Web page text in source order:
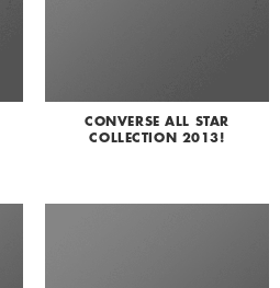
CONVERSE ALL STAR
COLLECTION 2013!